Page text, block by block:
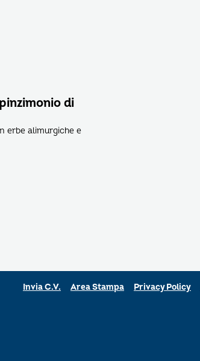
di
erbe alimurgiche e
Invia C.V. Area Stampa Privacy Policy